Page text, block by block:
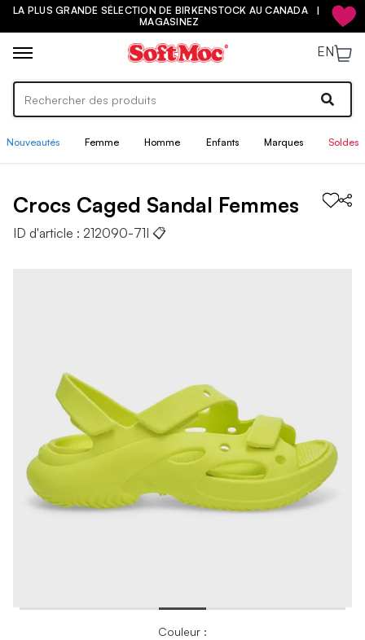
LA PLUS GRANDE SÉLECTION DE BIRKENSTOCK AU CANADA |
MAGASINEZ
EN
Nouveautés Femme Homme Enfants Marques Soldes
Crocs Caged Sandal Femmes
ID d'article : 212090-71I 📋
Couleur :